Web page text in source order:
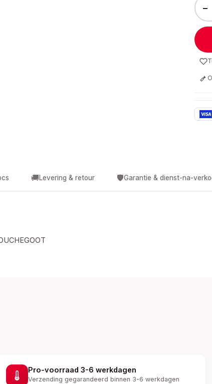
−
🚚Levering & retour 🛡️Garantie & dienst-na-
Pro-voorraad 3-6 werkdagen
Verzending gegarandeerd binnen 3-6 werkdagen